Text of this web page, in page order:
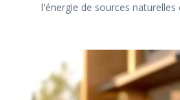
l'énergie de sources